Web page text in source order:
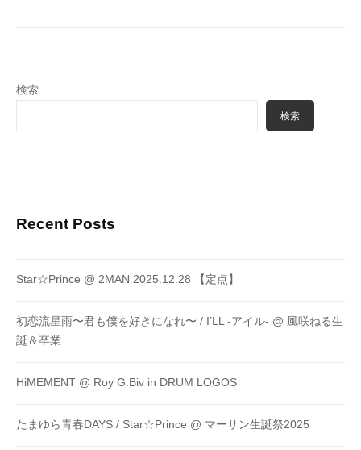
検索
検索
Recent Posts
Star☆Prince @ 2MAN 2025.12.28 【定点】
初恋流星雨〜君も僕を好きになれ〜 / I’LL -アイル- @ 風咲ねる生
誕＆卒業
HiMEMENT @ Roy G.Biv in DRUM LOGOS
たまゆら青春DAYS / Star☆Prince @ マーサン生誕祭2025